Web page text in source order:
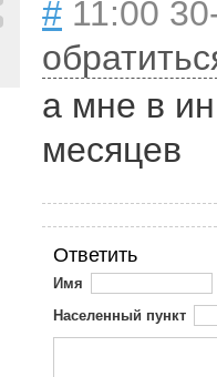
# 11:00
а мне в
месяцев
Ответить
Имя
Населенный пункт